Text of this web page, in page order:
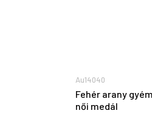
Au14040
Fehér arany
női medál